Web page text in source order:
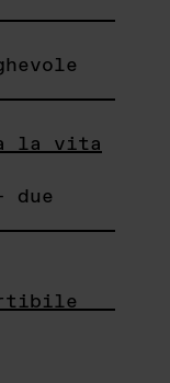
la vita
due